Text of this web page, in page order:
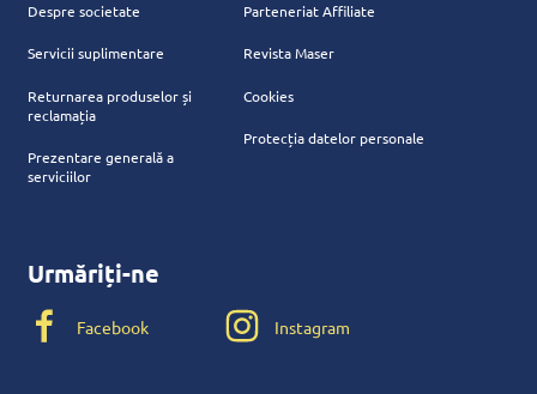
Despre societate
Servicii suplimentare
Returnarea produselor și
reclamația
Prezentare generală a
serviciilor
Parteneriat Affiliate
Revista Maser
Cookies
Protecția datelor personale
Urmăriți-ne
Facebook Instagram